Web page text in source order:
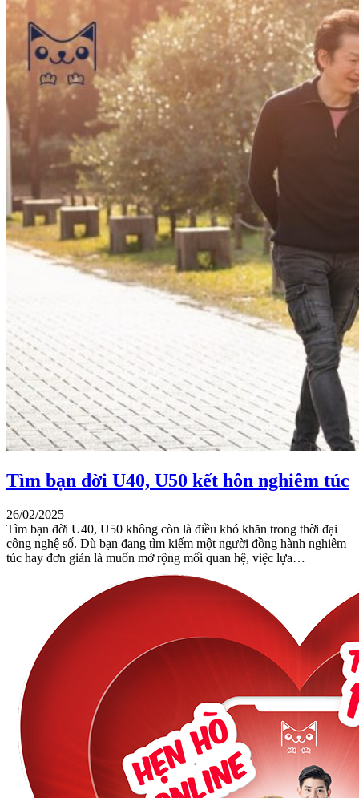
Tìm bạn đời U40, U50 kết hôn nghiêm túc
26/02/2025
Tìm bạn đời U40, U50 không còn là điều khó khăn trong thời đại
công nghệ số. Dù bạn đang tìm kiếm một người đồng hành nghiêm
túc hay đơn giản là muốn mở rộng mối quan hệ, việc lựa…